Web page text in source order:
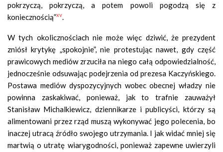
pokrzyczą, pokrzyczą, a potem powoli pogodzą się z
koniecznością”xv.
W tych okolicznościach nie może więc dziwić, że prezydent
zniósł krytykę „spokojnie”, nie protestując nawet, gdy część
prawicowych mediów zrzuciła na niego całą odpowiedzialność,
jednocześnie odsuwając podejrzenia od prezesa Kaczyńskiego.
Postawa mediów dyspozycyjnych wobec obecnej władzy nie
powinna zaskakiwać, ponieważ, jak to trafnie zauważył
Stanisław Michalkiewicz, dziennikarze i publicyści, którzy są
alimentowani przez rząd muszą wykonywać jego polecenia, bo
inaczej utracą źródło swojego utrzymania. I jak widać mniej się
martwią o utratę wiarygodności, ponieważ zapewne uwierzyli